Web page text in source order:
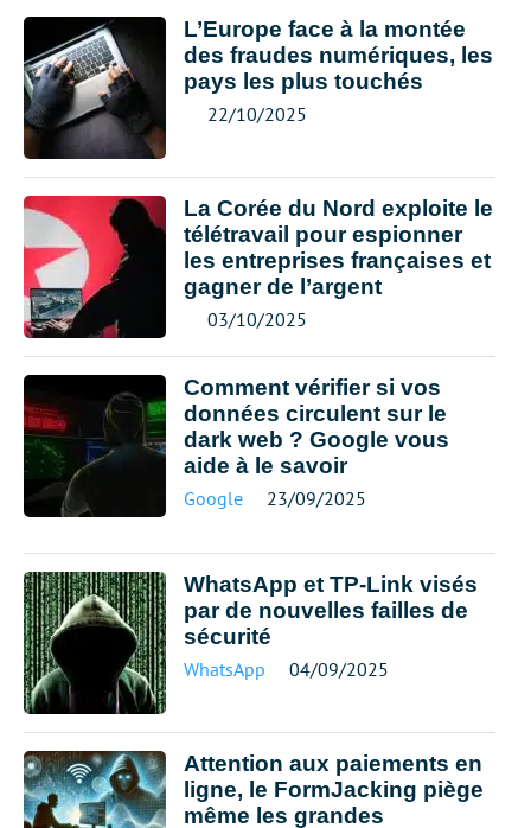
L’Europe face à la montée
des fraudes numériques, les
pays les plus touchés
22/10/2025
La Corée du Nord exploite le
télétravail pour espionner
les entreprises françaises et
gagner de l’argent
03/10/2025
Comment vérifier si vos
données circulent sur le
dark web ? Google vous
aide à le savoir
Google 23/09/2025
WhatsApp et TP-Link visés
par de nouvelles failles de
sécurité
WhatsApp 04/09/2025
Attention aux paiements en
ligne, le FormJacking piège
même les grandes